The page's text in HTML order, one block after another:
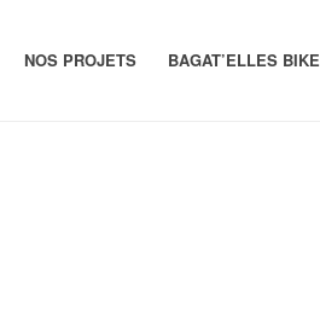
NOS PROJETS BAGAT’ELLES BIKE